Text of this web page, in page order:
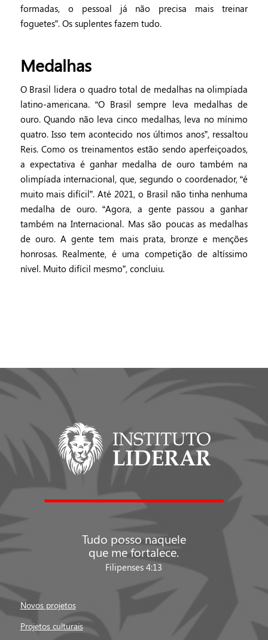
formadas, o pessoal já não precisa mais treinar
foguetes”. Os suplentes fazem tudo.
Medalhas
O Brasil lidera o quadro total de medalhas na olimpíada
latino-americana. “O Brasil sempre leva medalhas de
ouro. Quando não leva cinco medalhas, leva no mínimo
quatro. Isso tem acontecido nos últimos anos”, ressaltou
Reis. Como os treinamentos estão sendo aperfeiçoados,
a expectativa é ganhar medalha de ouro também na
olimpíada internacional, que, segundo o coordenador, “é
muito mais difícil”. Até 2021, o Brasil não tinha nenhuma
medalha de ouro. “Agora, a gente passou a ganhar
também na Internacional. Mas são poucas as medalhas
de ouro. A gente tem mais prata, bronze e menções
honrosas. Realmente, é uma competição de altíssimo
nível. Muito difícil mesmo”, concluiu.
Tudo posso naquele
que me fortalece.
Filipenses 4:13
Novos projetos
Projetos culturais